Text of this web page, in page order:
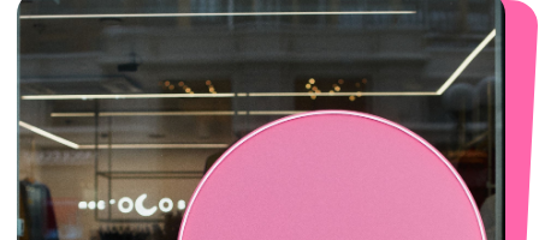
Сочи
Село Эстосадок, ТРЦ Горки Молл,
Горная Карусель, 3
+7 (919) 374-04-04
с 10-00 до 22-00
смотреть в Яндекс. Картах